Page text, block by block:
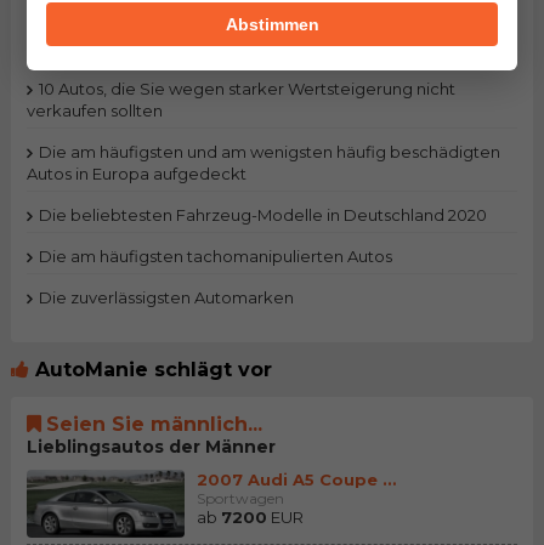
Premiumfahrzeuge...
Lass uns die Größe messen
10 Autos, die Sie wegen starker Wertsteigerung nicht
verkaufen sollten
Die am häufigsten und am wenigsten häufig beschädigten
Autos in Europa aufgedeckt
Die beliebtesten Fahrzeug-Modelle in Deutschland 2020
Die am häufigsten tachomanipulierten Autos
Die zuverlässigsten Automarken
AutoManie schlägt vor
Seien Sie männlich...
Lieblingsautos der Männer
2007 Audi A5 Coupe (8T)
Sportwagen
ab 7200 EUR
Abstimmen